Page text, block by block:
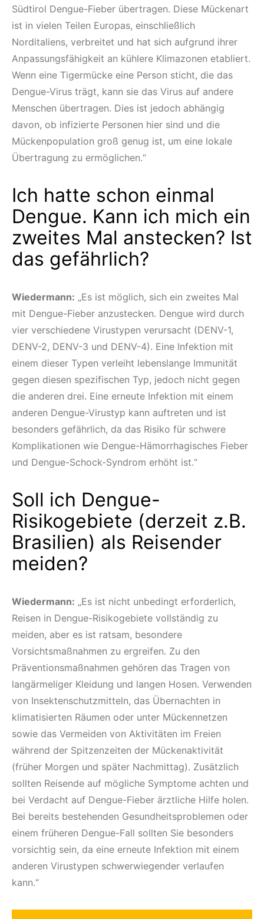
Südtirol Dengue-Fieber übertragen. Diese Mückenart
ist in vielen Teilen Europas, einschließlich
Norditaliens, verbreitet und hat sich aufgrund ihrer
Anpassungsfähigkeit an kühlere Klimazonen etabliert.
Wenn eine Tigermücke eine Person sticht, die das
Dengue-Virus trägt, kann sie das Virus auf andere
Menschen übertragen. Dies ist jedoch abhängig
davon, ob infizierte Personen hier sind und die
Mückenpopulation groß genug ist, um eine lokale
Übertragung zu ermöglichen.“
Ich hatte schon einmal
Dengue. Kann ich mich ein
zweites Mal anstecken? Ist
das gefährlich?
Wiedermann: „Es ist möglich, sich ein zweites Mal
mit Dengue-Fieber anzustecken. Dengue wird durch
vier verschiedene Virustypen verursacht (DENV-1,
DENV-2, DENV-3 und DENV-4). Eine Infektion mit
einem dieser Typen verleiht lebenslange Immunität
gegen diesen spezifischen Typ, jedoch nicht gegen
die anderen drei. Eine erneute Infektion mit einem
anderen Dengue-Virustyp kann auftreten und ist
besonders gefährlich, da das Risiko für schwere
Komplikationen wie Dengue-Hämorrhagisches Fieber
und Dengue-Schock-Syndrom erhöht ist.“
Soll ich Dengue-
Risikogebiete (derzeit z.B.
Brasilien) als Reisender
meiden?
Wiedermann: „Es ist nicht unbedingt erforderlich,
Reisen in Dengue-Risikogebiete vollständig zu
meiden, aber es ist ratsam, besondere
Vorsichtsmaßnahmen zu ergreifen. Zu den
Präventionsmaßnahmen gehören das Tragen von
langärmeliger Kleidung und langen Hosen. Verwenden
von Insektenschutzmitteln, das Übernachten in
klimatisierten Räumen oder unter Mückennetzen
sowie das Vermeiden von Aktivitäten im Freien
während der Spitzenzeiten der Mückenaktivität
(früher Morgen und später Nachmittag). Zusätzlich
sollten Reisende auf mögliche Symptome achten und
bei Verdacht auf Dengue-Fieber ärztliche Hilfe holen.
Bei bereits bestehenden Gesundheitsproblemen oder
einem früheren Dengue-Fall sollten Sie besonders
vorsichtig sein, da eine erneute Infektion mit einem
anderen Virustypen schwerwiegender verlaufen
kann.“